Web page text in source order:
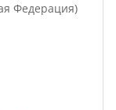
Федерация)